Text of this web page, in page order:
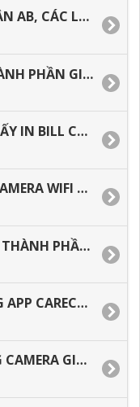
KEO HAI THÀNH PHẦN AB, CÁC LỖI THƯỜNG GẶP TRONG QUÁ TRÌNH THI CÔNG.
KEO DÁN AB HAI THÀNH PHẦN GIÁ TỐT TẠI TP.HCM.
LÝ DO NÊN CHỌN GIẤY IN BILL CHO VIỆC KINH DOANH.
PHÂN PHỐI DÒNG CAMERA WIFI 360, HƯỚNG DẪN CÀI ĐẶT CHI TIẾT.
BÁN KEO EPOXY HAI THÀNH PHẦN, SHIP CODE TOÀN QUỐC.
CAMERA IP SỬ DỤNG APP CARECAM, DÒNG CAMERA THẾ HỆ MỚI.
ƯU ĐIỂM CỦA DÒNG CAMERA GIÁ RẺ CÓ TỐT KHÔNG.